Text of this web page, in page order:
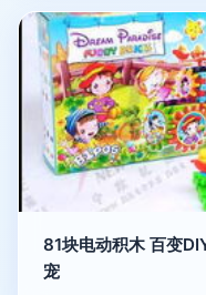
81块电动积木 百变
宠